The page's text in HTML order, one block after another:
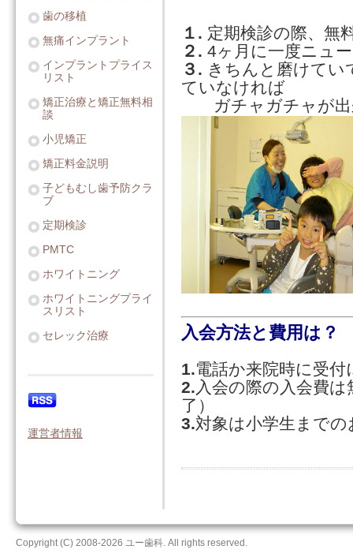
歯の移植
無痛インプラント
インプラントプライス
リスト
矯正治療と矯正無料相
談
小児矯正
矯正料金説明
子どもむし歯予防クラ
ブ
定期検診
PMTC
ホワイトニング
ホワイトニングプライ
スリスト
セレック治療
運営者情報
１. 定期検診の際、無
２. 4ヶ月に一度ニュ
３. きちんと磨けてい
ていなければ
ガチャガチャが
入会方法と費用は？
1.電話か来院時に受
2. 入会の際の入会費
了）
3.対象は小学生まで
Copyright (C) 2008-2026 ユー歯科. All rights reserved.